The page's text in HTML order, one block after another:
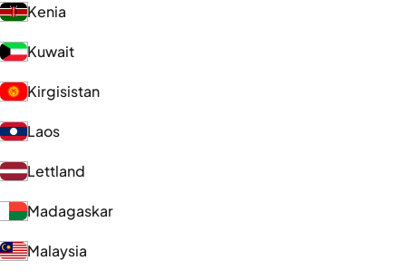
Kenia
Kuwait
Kirgisistan
Laos
Lettland
Madagaskar
Malaysia